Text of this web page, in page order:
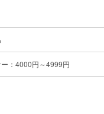
：4000円～4999円